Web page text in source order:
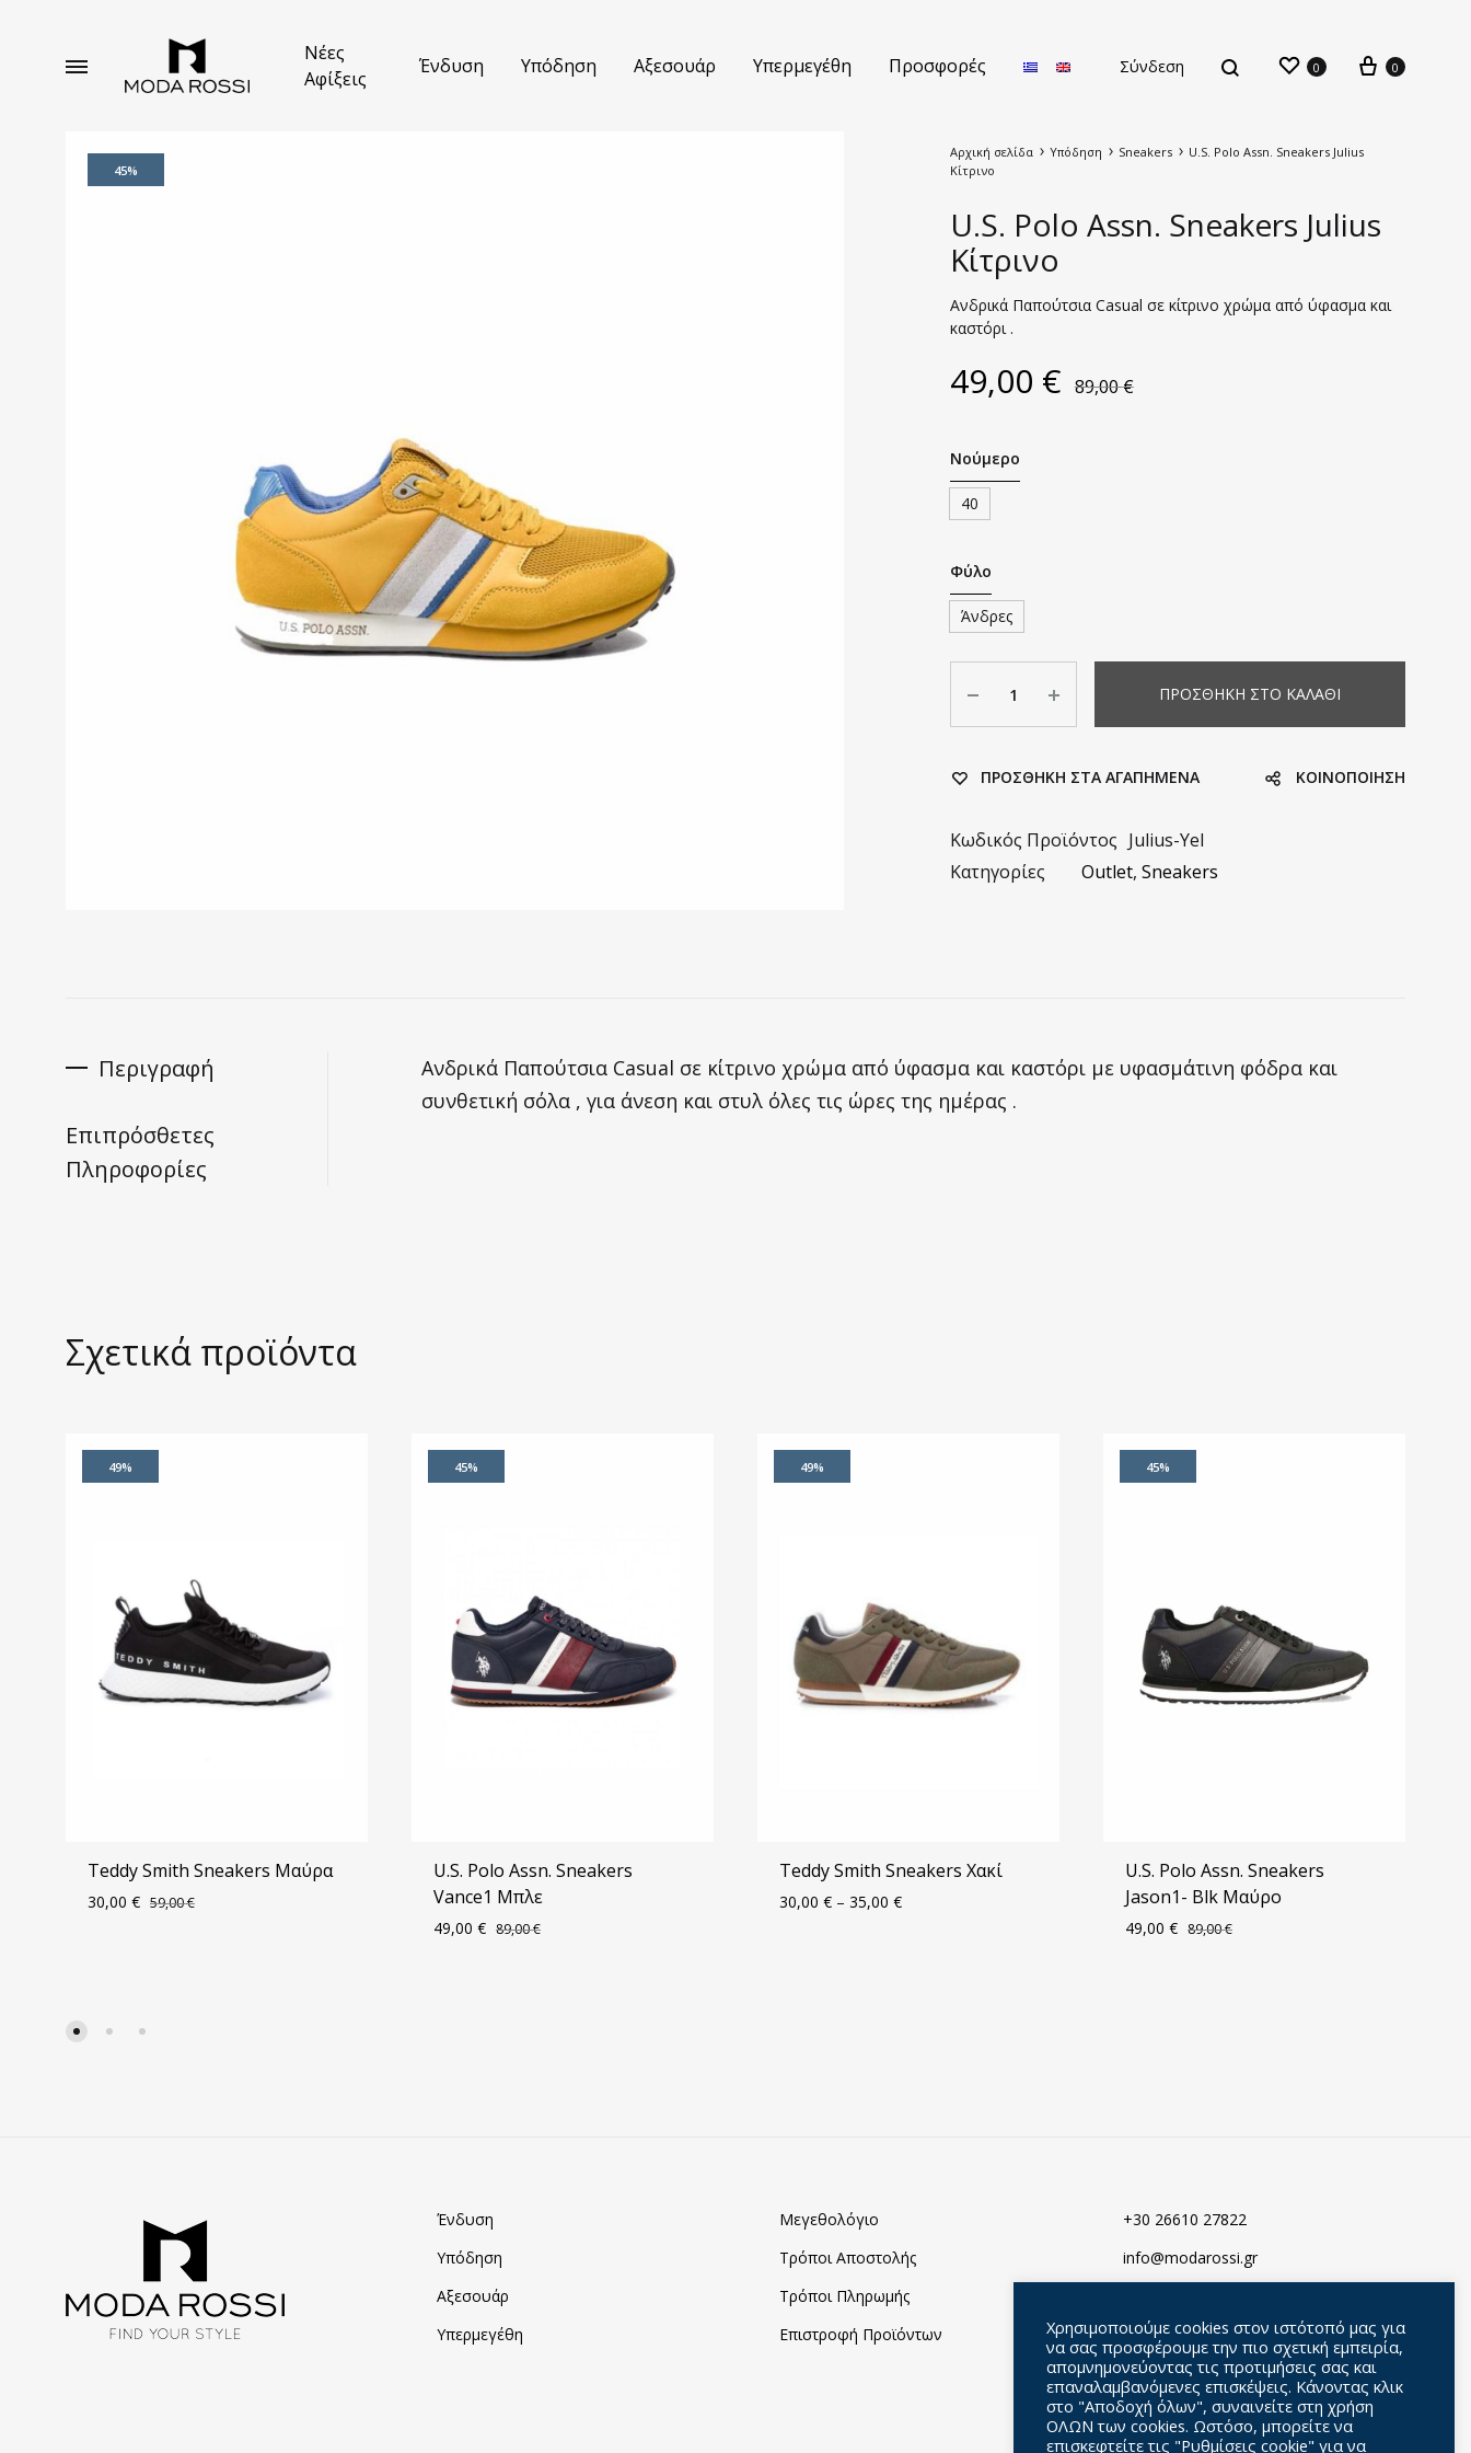
Κέρκυρα
Νέες
Αφίξεις
Ένδυση
Νέες Παραλαβές
Υπόδηση Αξεσουάρ Υπερμεγέθη Προσφορές Σύνδεση 0 0
45%
Αρχική σελίδα Υπόδηση Sneakers
U.S. Polo Assn. Sneakers Julius
Κίτρινο
U.S. Polo Assn. Sneakers Julius
Κίτρινο
Ανδρικά Παπούτσια Casual σε κίτρινο χρώμα από ύφασμα και
καστόρι .
49,00 € 89,00€
Νούμερο
40
Φύλο
Άνδρες
ΠΡΟΣΘΉΚΗ ΣΤΟ ΚΑΛΆΘΙ
ΠΡΟΣΘΗΚΗ ΣΤΑ ΑΓΑΠΗΜΈΝΑ KΟΙΝΟΠΟΊΗΣΗ
Κωδικός Προϊόντος Julius-Yel
Κατηγορίες
Outlet, Sneakers
Περιγραφή
Επιπρόσθετες
Πληροφορίες
Ανδρικά Παπούτσια Casual σε κίτρινο χρώμα από ύφασμα και καστόρι με υφασμάτινη φόδρα και
συνθετική σόλα , για άνεση και στυλ όλες τις ώρες της ημέρας .
Σχετικά προϊόντα
49%
Teddy Smith Sneakers Μαύρα
30,00 € 59,00€
45%
U.S. Polo Assn. Sneakers
Vance1 Μπλε
49,00 € 89,00€
49%
Teddy Smith Sneakers Χακί
30,00 € – 35,00 €
45%
U.S. Polo Assn. Sneakers
Jason1- Blk Μαύρο
49,00 € 89,00€
Ένδυση
Υπόδηση
Αξεσουάρ
Υπερμεγέθη
Μεγεθολόγιο
Τρόποι Αποστολής
Τρόποι Πληρωμής
Επιστροφή Προϊόντων
+30 26610 27822
info@modarossi.gr
Κέρκυρα, Ελλάδα
Χρησιμοποιούμε cookies στον ιστότοπό μας για
να σας προσφέρουμε την πιο σχετική εμπειρία,
απομνημονεύοντας τις προτιμήσεις σας και
επαναλαμβανόμενες επισκέψεις. Κάνοντας κλικ
στο "Αποδοχή όλων", συναινείτε στη χρήση
ΟΛΩΝ των cookies. Ωστόσο, μπορείτε να
επισκεφτείτε τις "Ρυθμίσεις cookie" για να